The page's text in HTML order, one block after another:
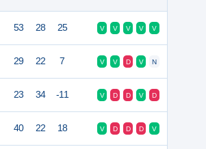
53 28 25 V V V V V
29 22 7 V V D V N
23 34 -11 V D D V D
40 22 18 V D D D V